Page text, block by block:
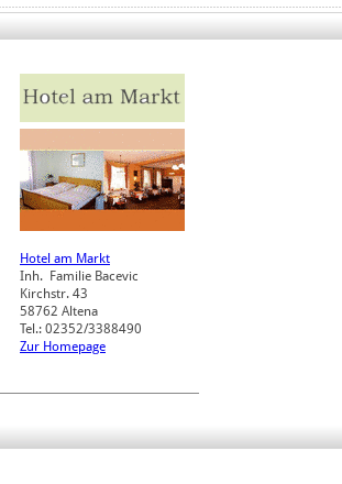
Hotel am Markt
Inh. Familie Bacevic
Kirchstr. 43
58762 Altena
Tel.: 02352/3388490
Zur Homepage